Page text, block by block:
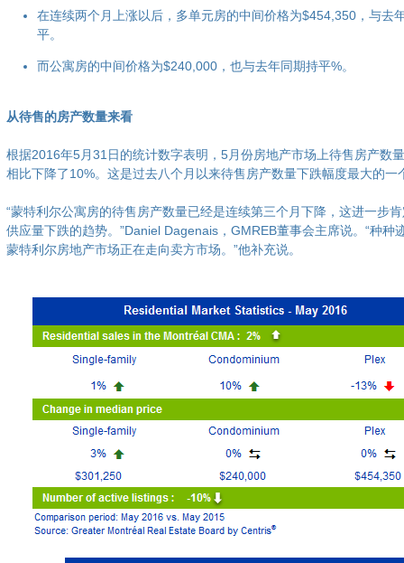
在连续两个月上涨以后，多单元房的中间价格为$454,350，与去
平。
而公寓房的中间价格为$240,000，也与去年同期持平%。
从待售的房产数量来看
根据2016年5月31日的统计数字表明，5月份房地产市场上待售房产数
相比下降了10%。这是过去八个月以来待售房产数量下跌幅度最大的一
“蒙特利尔公寓房的待售房产数量已经是连续第三个月下降，这进一步
供应量下跌的趋势。”Daniel Dagenais，GMREB董事会主席说。“种种
蒙特利尔房地产市场正在走向卖方市场。”他补充说。